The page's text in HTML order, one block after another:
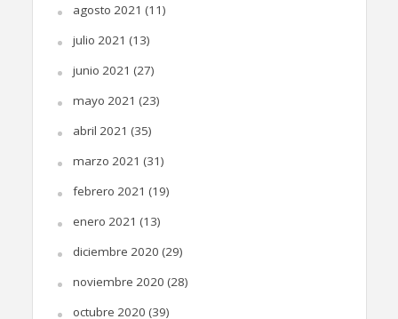
agosto 2021 (11)
julio 2021 (13)
junio 2021 (27)
mayo 2021 (23)
abril 2021 (35)
marzo 2021 (31)
febrero 2021 (19)
enero 2021 (13)
diciembre 2020 (29)
noviembre 2020 (28)
octubre 2020 (39)